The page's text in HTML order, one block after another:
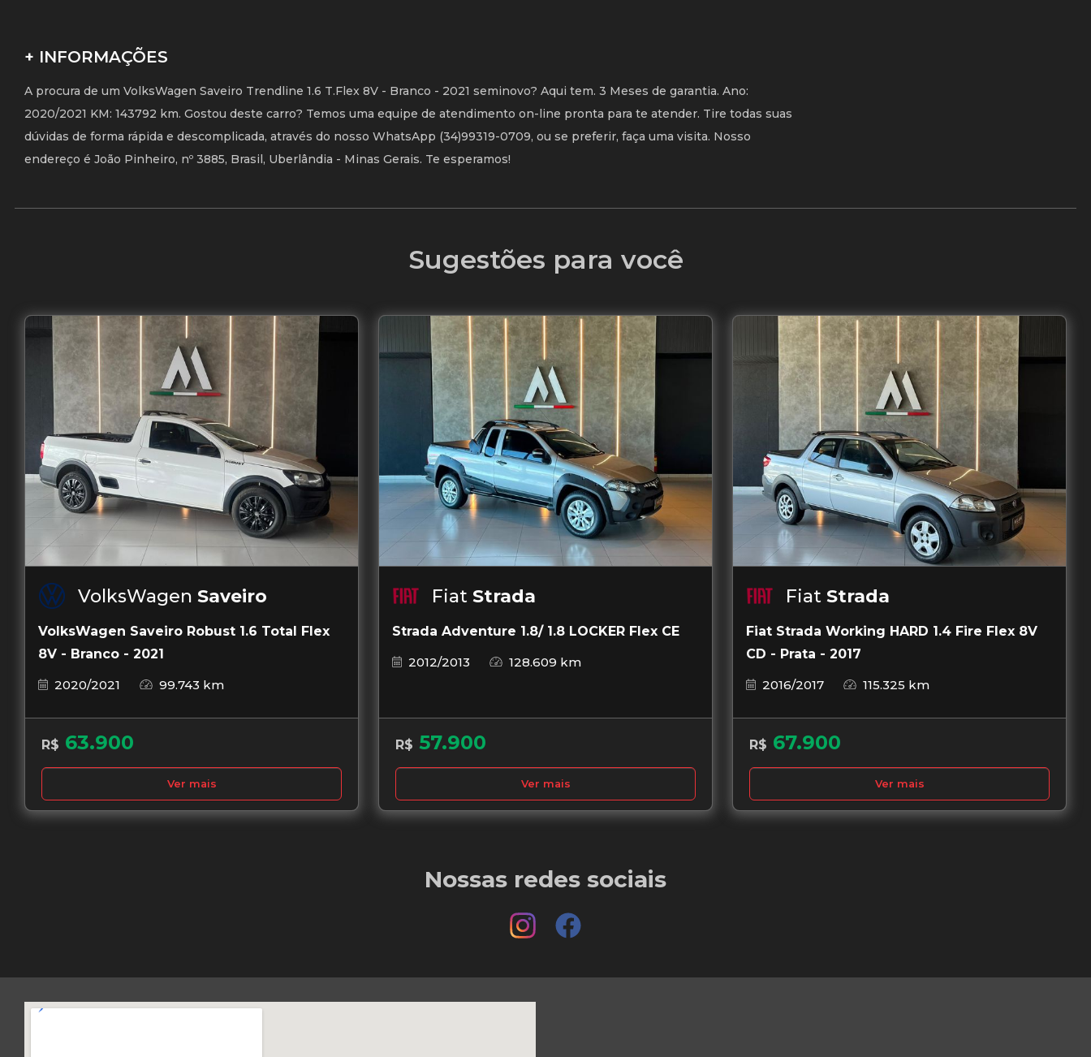
+ INFORMAÇÕES
A procura de um VolksWagen Saveiro Trendline 1.6 T.Flex 8V - Branco - 2021 seminovo? Aqui tem. 3 Meses de garantia. Ano:
2020/2021 KM: 143792 km. Gostou deste carro? Temos uma equipe de atendimento on-line pronta para te atender. Tire todas suas
dúvidas de forma rápida e descomplicada, através do nosso WhatsApp (34)99319-0709, ou se preferir, faça uma visita. Nosso
endereço é João Pinheiro, nº 3885, Brasil, Uberlândia - Minas Gerais. Te esperamos!
Sugestões para você
VolksWagen Saveiro
VolksWagen Saveiro Robust 1.6 Total Flex
8V - Branco - 2021
2020/2021
99.743 km
R$ 63.900
Ver mais
Fiat Strada
Strada Adventure 1.8/ 1.8 LOCKER Flex CE
2012/2013
128.609 km
R$ 57.900
Ver mais
Fiat Strada
Fiat Strada Working HARD 1.4 Fire Flex 8V
CD - Prata - 2017
2016/2017
115.325 km
R$ 67.900
Ver mais
Nossas redes sociais